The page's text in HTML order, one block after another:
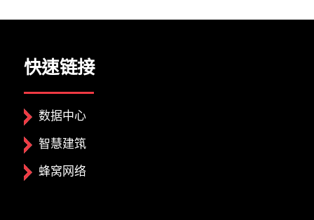
快速链接
数据中心
智慧建筑
蜂窝网络